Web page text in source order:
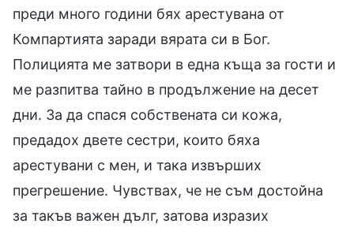
преди много години бях арестувана от
Компартията заради вярата си в Бог.
Полицията ме затвори в една къща за гости и
ме разпитва тайно в продължение на десет
дни. За да спася собствената си кожа,
предадoх двете сестри, които бяха
арестувани с мен, и така извърших
прегрешение. Чувствах, че не съм достойна
за такъв важен дълг, затова изразих